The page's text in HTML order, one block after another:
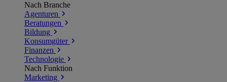
Nach Branche
Agenturen
Beratungen
Bildung
Konsumgüter
Finanzen
Technologie
Nach Funktion
Marketing